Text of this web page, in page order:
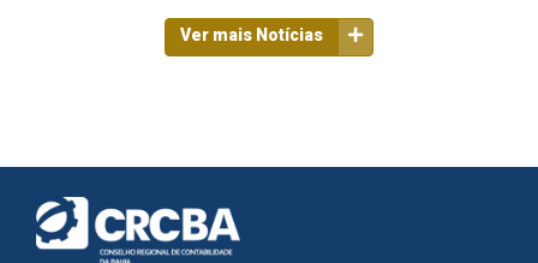
Ver mais Notícias